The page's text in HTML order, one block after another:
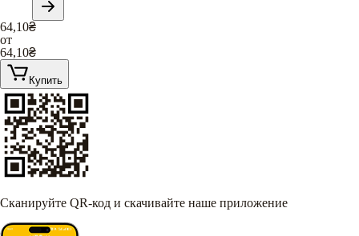
64,10₴
от
64,10₴
Купить
Сканируйте QR-код и скачивайте наше приложение